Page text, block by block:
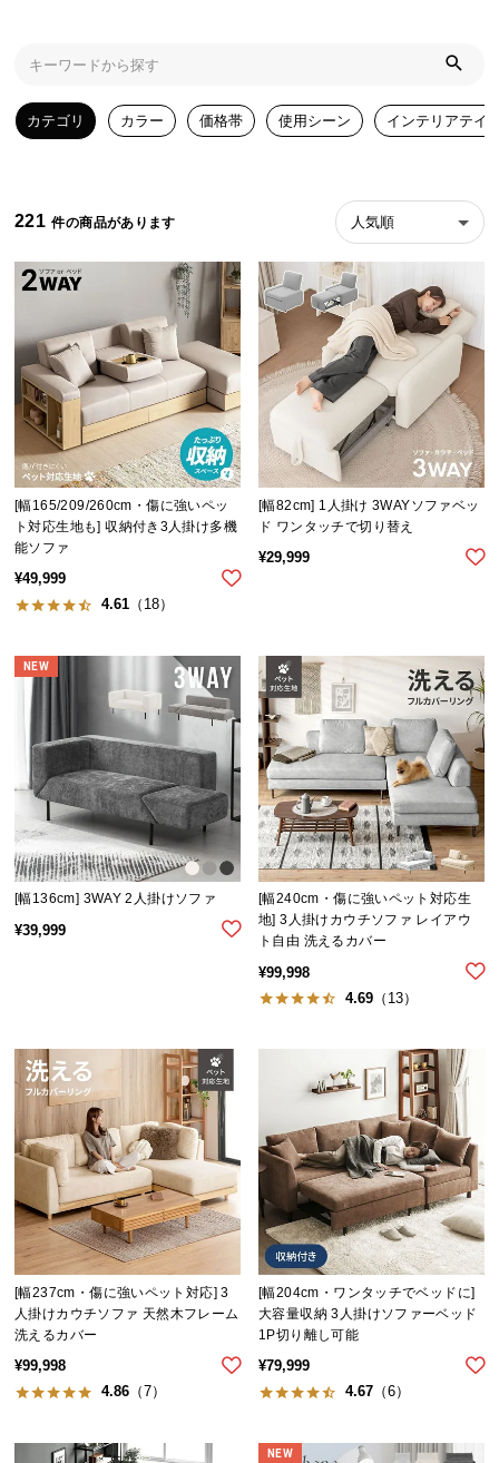
イ
ア
イ
か
イ
テ
リ
ア
ー
デ
ら
探
す
イ
お
払
い
に
い
て
配
カテゴリ カラー 価格帯 使用シーン インテリアテイ
221 人気順
[幅165/209/260cm・傷に強いペッ
ト対応生地も] 収納付き3人掛け多機
能ソファ
¥49,999
4.61 （18）
[幅82cm] 1人掛け 3WAYソファベッ
ド ワンタッチで切り替え
¥29,999
[幅136cm] 3WAY 2人掛けソファ
¥39,999
NEW
[幅240cm・傷に強いペット対応生
地] 3人掛けカウチソファ レイアウ
ト自由 洗えるカバー
¥99,998
4.69 （13）
[幅237cm・傷に強いペット対応] 3
人掛けカウチソファ 天然木フレーム
洗えるカバー
¥99,998
4.86 （7）
[幅204cm・ワンタッチでベッドに]
大容量収納 3人掛けソファーベッド
1P切り離し可能
¥79,999
4.67 （6）
NEW